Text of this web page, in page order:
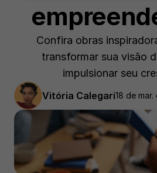
Confira obras
transformar sua visão
impulsionar seu
Vitória Calegari18 de